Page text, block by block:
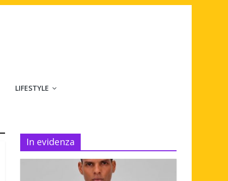
LIFESTYLE
In evidenza